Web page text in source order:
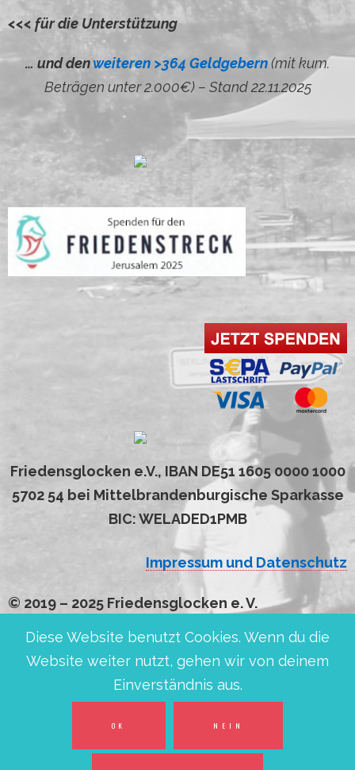
<<< für die Unterstützung
… und denweiteren >364 Geldgebern(mit kum.
Beträgen unter 2.000€) – Stand 22.11.2025
Friedensglocken e.V., IBAN DE51 1605 0000 1000
5702 54 bei Mittelbrandenburgische Sparkasse
BIC: WELADED1PMB
Impressum und Datenschutz
© 2019 – 2025 Friedensglocken e. V.
Diese Website benutzt Cookies. Wenn du die
Website weiter nutzt, gehen wir von deinem
Einverständnis aus.
OK NEIN